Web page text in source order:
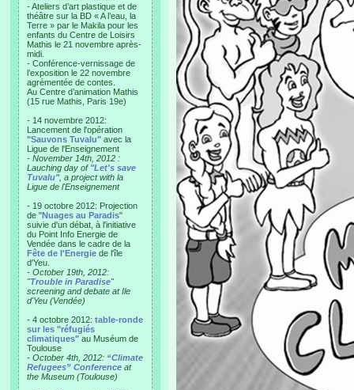
- Ateliers d’art plastique et de
théâtre sur la BD « A l’eau, la
Terre » par le Makila pour les
enfants du Centre de Loisirs
Mathis le 21 novembre après-
midi.
- Conférence-vernissage de
l’exposition le 22 novembre
agrémentée de contes.
Au Centre d’animation Mathis
(15 rue Mathis, Paris 19e)
- 14 novembre 2012:
Lancement de l'opération
"Sauvons Tuvalu" avec la
Ligue de l'Enseignement
- November 14th, 2012 :
Lauching day of "Let's save
Tuvalu", a project with la
Ligue de l'Enseignement
- 19 octobre 2012: Projection
de "Nuages au Paradis"
suivie d'un débat, à l'initiative
du Point Info Energie de
Vendée dans le cadre de la
Fête de l'Energie de l'île
d'Yeu.
- October 19th, 2012:
"Trouble in Paradise"
screening and debate at Ile
d'Yeu (Vendée)
- 4 octobre 2012: table-ronde
sur les "réfugiés
climatiques" au Muséum de
Toulouse
- October 4th, 2012: “Climate
Refugees” Conference at
the Museum (Toulouse)